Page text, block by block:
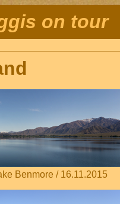
on tour
Benmore / 16.11.2015